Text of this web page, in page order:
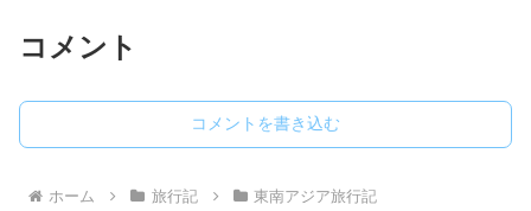
コメント
コメントを書き込む
ホーム 旅行記 東南アジア旅行記